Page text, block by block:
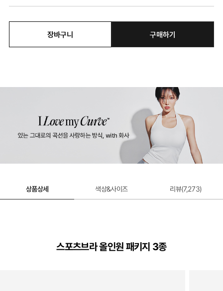
울트라서포트 제로무브 스포츠브라 연장 후
장바구니 구매하기
상품상세 색상&사이즈 리뷰(7,273)
스포츠브라 올인원 패키지 3종